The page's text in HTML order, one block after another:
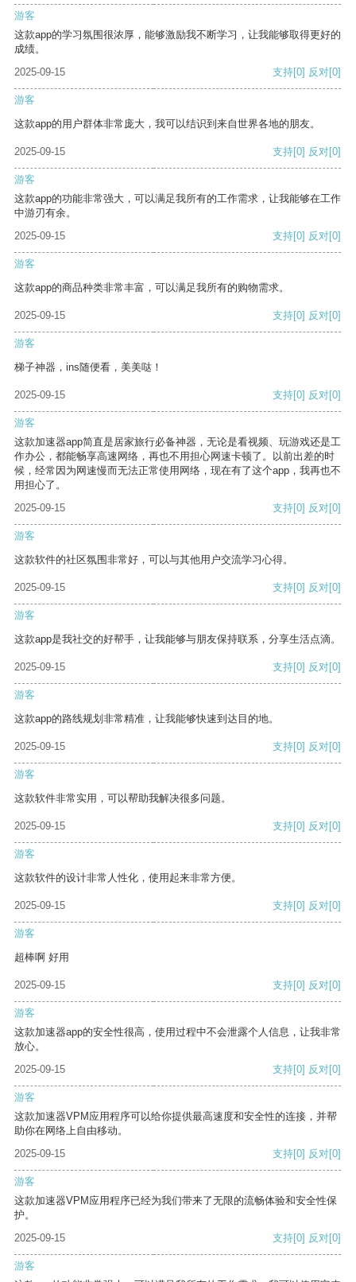
游客
这款app的学习氛围很浓厚，能够激励我不断学习，让我能够取得更好的
成绩。
2025-09-15
支持[0] 反对[0]
游客
这款app的用户群体非常庞大，我可以结识到来自世界各地的朋友。
2025-09-15 支持[0] 反对[0]
游客
这款app的功能非常强大，可以满足我所有的工作需求，让我能够在工作
中游刃有余。
2025-09-15
支持[0] 反对[0]
游客
这款app的商品种类非常丰富，可以满足我所有的购物需求。
2025-09-15 支持[0] 反对[0]
游客
梯子神器，ins随便看，美美哒！
2025-09-15 支持[0] 反对[0]
游客
这款加速器app简直是居家旅行必备神器，无论是看视频、玩游戏还是工
作办公，都能畅享高速网络，再也不用担心网速卡顿了。以前出差的时
候，经常因为网速慢而无法正常使用网络，现在有了这个app，我再也不
用担心了。
2025-09-15
支持[0] 反对[0]
游客
这款软件的社区氛围非常好，可以与其他用户交流学习心得。
2025-09-15 支持[0] 反对[0]
游客
这款app是我社交的好帮手，让我能够与朋友保持联系，分享生活点滴。
2025-09-15 支持[0] 反对[0]
游客
这款app的路线规划非常精准，让我能够快速到达目的地。
2025-09-15 支持[0] 反对[0]
游客
这款软件非常实用，可以帮助我解决很多问题。
2025-09-15 支持[0] 反对[0]
游客
这款软件的设计非常人性化，使用起来非常方便。
2025-09-15 支持[0] 反对[0]
游客
超棒啊 好用
2025-09-15 支持[0] 反对[0]
游客
这款加速器app的安全性很高，使用过程中不会泄露个人信息，让我非常
放心。
2025-09-15
支持[0] 反对[0]
游客
这款加速器VPM应用程序可以给你提供最高速度和安全性的连接，并帮
助你在网络上自由移动。
2025-09-15
支持[0] 反对[0]
游客
这款加速器VPM应用程序已经为我们带来了无限的流畅体验和安全性保
护。
2025-09-15
支持[0] 反对[0]
游客